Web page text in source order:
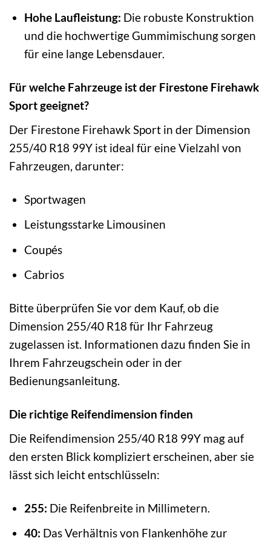
Hohe Laufleistung: Die robuste Konstruktion
und die hochwertige Gummimischung sorgen
für eine lange Lebensdauer.
Für welche Fahrzeuge ist der Firestone Firehawk
Sport geeignet?
Der Firestone Firehawk Sport in der Dimension
255/40 R18 99Y ist ideal für eine Vielzahl von
Fahrzeugen, darunter:
Sportwagen
Leistungsstarke Limousinen
Coupés
Cabrios
Bitte überprüfen Sie vor dem Kauf, ob die
Dimension 255/40 R18 für Ihr Fahrzeug
zugelassen ist. Informationen dazu finden Sie in
Ihrem Fahrzeugschein oder in der
Bedienungsanleitung.
Die richtige Reifendimension finden
Die Reifendimension 255/40 R18 99Y mag auf
den ersten Blick kompliziert erscheinen, aber sie
lässt sich leicht entschlüsseln:
255: Die Reifenbreite in Millimetern.
40: Das Verhältnis von Flankenhöhe zur